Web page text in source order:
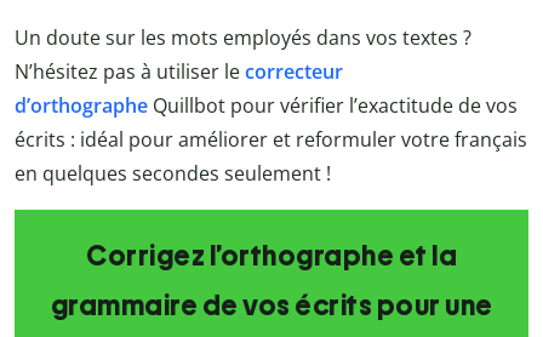
Un doute sur les mots employés dans vos textes ?
N’hésitez pas à utiliser lecorrecteur
d’orthographe Quillbot pour vérifier l’exactitude de vos
écrits : idéal pour améliorer et reformuler votre français
en quelques secondes seulement !
Corrigez l’orthographe et la
grammaire de vos écrits pour une